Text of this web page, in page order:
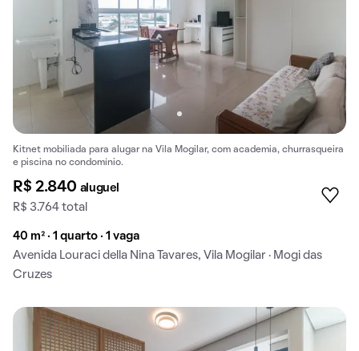
Kitnet mobiliada para alugar na Vila Mogilar, com academia, churrasqueira
e piscina no condomínio.
R$ 2.840 aluguel
R$ 3.764 total
40 m² · 1 quarto · 1 vaga
Avenida Louraci della Nina Tavares, Vila Mogilar · Mogi das
Cruzes